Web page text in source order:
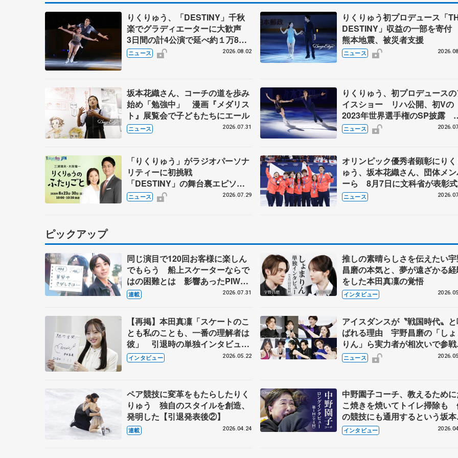
りくりゅう、「DESTINY」千秋
楽でグラディエーターに大歓声
3日間の計4公演で延べ約１万8千
人動員、三浦璃来さん感極まる
ニュース 2026.08.02
りくりゅう初プロデュース「
DESTINY」収益の一部を寄付
熊本地震、被災者支援
ニュース
坂本花織さん、コーチの道を歩み
始め「勉強中」 漫画『メダリス
ト』展覧会で子どもたちにエール
ニュース 2026.07.31
りくりゅう、初プロデュース
イスショー リハ公開、初Vの
2023年世界選手権のSP披露
ゼボロ、チョクベイら豪華メ
ーが来日
ニュース
「りくりゅう」がラジオパーソナ
リティーに初挑戦
「DESTINY」の舞台裏エピソー
ドも
ニュース 2026.07.29
オリンピック優秀者顕彰にりく
ゅう、坂本花織さん、団体メ
ーら 8月7日に文科省が表彰
ブルーノ・マルコット、中野
ニュース
ピックアップ
同じ演目で120回お客様に楽しん
でもらう 船上スケーターならで
はの困難とは 影響あったPIW前
キャプテン松永さんの存在
連載 2026.07.31
推しの素晴らしさを伝えたい
昌磨の本気と、夢が遠ざかる
をした本田真凜の覚悟
インタビュー
【再掲】本田真凜「スケートのこ
とも私のことも、一番の理解者は
彼」 引退時の単独インタビュー
で語った競技人生や家族、恋人、
これからの夢…
インタビュー 2026.05.22
アイスダンスが〝戦国時代〟
ばれる理由 宇野昌磨の「しょ
りん」ら実力者が相次いで参
国内の競争激化
ニュース
ペア競技に変革をもたらしたりく
りゅう 独自のスタイルを創造、
発明した【引退発表後②】
連載 2026.04.24
中野園子コーチ、教えるため
こ焼きを焼いてトイレ掃除も
の競技にも通用するという坂
織の筋肉
インタビュー